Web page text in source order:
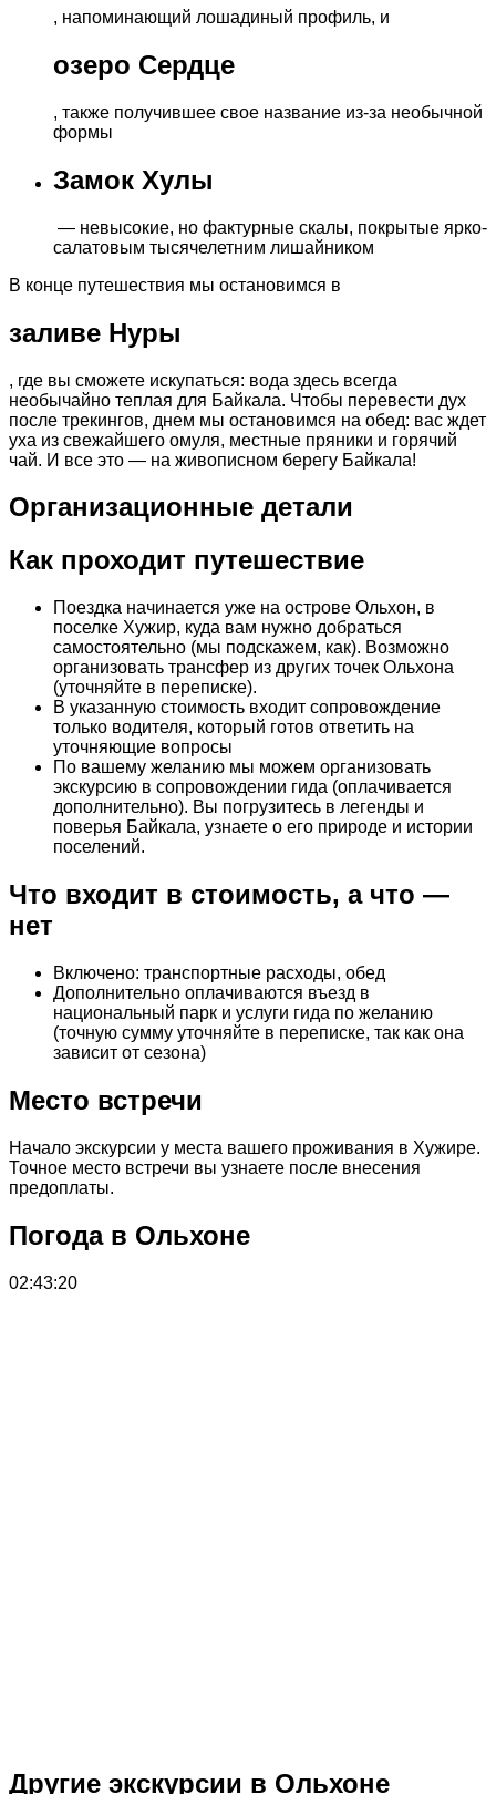
, напоминающий лошадиный профиль, и
озеро Сердце
, также получившее свое название из-за необычной
формы
Замок Хулы
— невысокие, но фактурные скалы, покрытые ярко-
салатовым тысячелетним лишайником
В конце путешествия мы остановимся в
заливе Нуры
, где вы сможете искупаться: вода здесь всегда
необычайно теплая для Байкала. Чтобы перевести дух
после трекингов, днем мы остановимся на обед: вас ждет
уха из свежайшего омуля, местные пряники и горячий
чай. И все это — на живописном берегу Байкала!
Организационные детали
Как проходит путешествие
Поездка начинается уже на острове Ольхон, в
поселке Хужир, куда вам нужно добраться
самостоятельно (мы подскажем, как). Возможно
организовать трансфер из других точек Ольхона
(уточняйте в переписке).
В указанную стоимость входит сопровождение
только водителя, который готов ответить на
уточняющие вопросы
По вашему желанию мы можем организовать
экскурсию в сопровождении гида (оплачивается
дополнительно). Вы погрузитесь в легенды и
поверья Байкала, узнаете о его природе и истории
поселений.
Что входит в стоимость, а что —
нет
Включено: транспортные расходы, обед
Дополнительно оплачиваются въезд в
национальный парк и услуги гида по желанию
(точную сумму уточняйте в переписке, так как она
зависит от сезона)
Место встречи
Начало экскурсии у места вашего проживания в Хужире.
Точное место встречи вы узнаете после внесения
предоплаты.
Погода в Ольхоне
02:43:20
Другие экскурсии в Ольхоне